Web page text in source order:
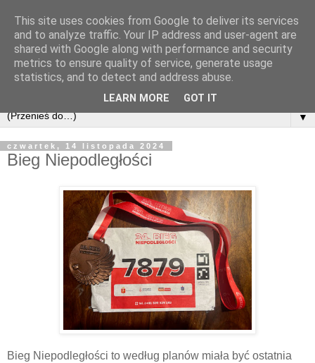
▼
czwartek, 14 listopada 2024
Bieg Niepodległości
Bieg Niepodległości to według planów miała być ostatnia
This site uses cookies from Google to deliver its services
and to analyze traffic. Your IP address and user-agent are
shared with Google along with performance and security
metrics to ensure quality of service, generate usage
statistics, and to detect and address abuse.
LEARN MORE GOT IT